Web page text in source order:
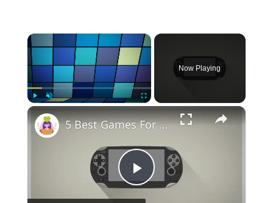
Now Playing
Play
5 Best Games For PS Vita